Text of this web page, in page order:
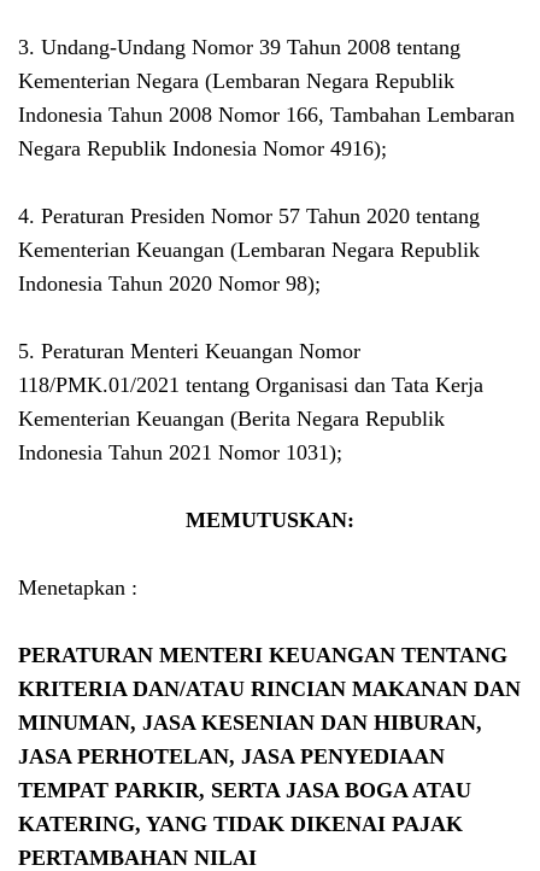
3. Undang-Undang Nomor 39 Tahun 2008 tentang
Kementerian Negara (Lembaran Negara Republik
Indonesia Tahun 2008 Nomor 166, Tambahan Lembaran
Negara Republik Indonesia Nomor 4916);
4. Peraturan Presiden Nomor 57 Tahun 2020 tentang
Kementerian Keuangan (Lembaran Negara Republik
Indonesia Tahun 2020 Nomor 98);
5. Peraturan Menteri Keuangan Nomor
118/PMK.01/2021 tentang Organisasi dan Tata Kerja
Kementerian Keuangan (Berita Negara Republik
Indonesia Tahun 2021 Nomor 1031);
MEMUTUSKAN:
Menetapkan :
PERATURAN MENTERI KEUANGAN TENTANG
KRITERIA DAN/ATAU RINCIAN MAKANAN DAN
MINUMAN, JASA KESENIAN DAN HIBURAN,
JASA PERHOTELAN, JASA PENYEDIAAN
TEMPAT PARKIR, SERTA JASA BOGA ATAU
KATERING, YANG TIDAK DIKENAI PAJAK
PERTAMBAHAN NILAI